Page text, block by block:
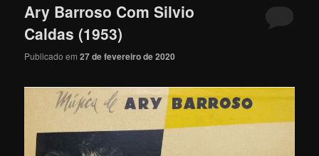
Ary Barroso Com Silvio
Caldas (1953)
Publicado em27 de fevereiro de 2020